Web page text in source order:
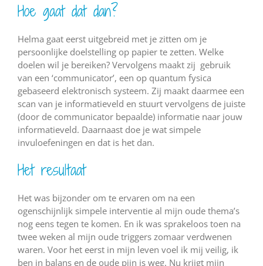
Hoe gaat dat dan?
Helma gaat eerst uitgebreid met je zitten om je
persoonlijke doelstelling op papier te zetten. Welke
doelen wil je bereiken? Vervolgens maakt zij gebruik
van een ‘communicator’, een op quantum fysica
gebaseerd elektronisch systeem. Zij maakt daarmee een
scan van je informatieveld en stuurt vervolgens de juiste
(door de communicator bepaalde) informatie naar jouw
informatieveld. Daarnaast doe je wat simpele
invuloefeningen en dat is het dan.
Het resultaat
Het was bijzonder om te ervaren om na een
ogenschijnlijk simpele interventie al mijn oude thema’s
nog eens tegen te komen. En ik was sprakeloos toen na
twee weken al mijn oude triggers zomaar verdwenen
waren. Voor het eerst in mijn leven voel ik mij veilig, ik
ben in balans en de oude pijn is weg. Nu krijgt mijn